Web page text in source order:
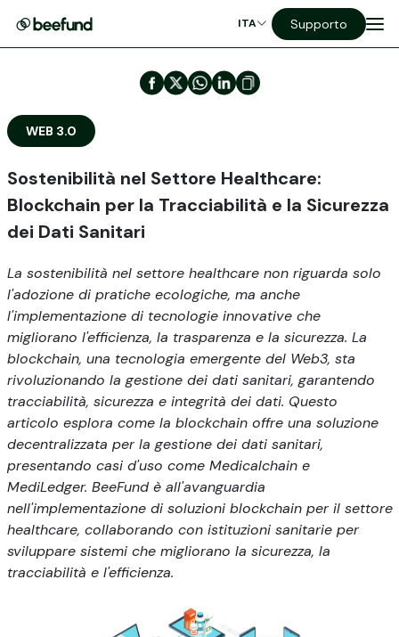
ITA Supporto
WEB 3.0
Sostenibilità nel Settore Healthcare:
Blockchain per la Tracciabilità e la Sicurezza
dei Dati Sanitari
La sostenibilità nel settore healthcare non riguarda solo
l'adozione di pratiche ecologiche, ma anche
l'implementazione di tecnologie innovative che
migliorano l'efficienza, la trasparenza e la sicurezza. La
blockchain, una tecnologia emergente del Web3, sta
rivoluzionando la gestione dei dati sanitari, garantendo
tracciabilità, sicurezza e integrità dei dati. Questo
articolo esplora come la blockchain offre una soluzione
decentralizzata per la gestione dei dati sanitari,
presentando casi d'uso come Medicalchain e
MediLedger. BeeFund è all'avanguardia
nell'implementazione di soluzioni blockchain per il settore
healthcare, collaborando con istituzioni sanitarie per
sviluppare sistemi che migliorano la sicurezza, la
tracciabilità e l'efficienza.